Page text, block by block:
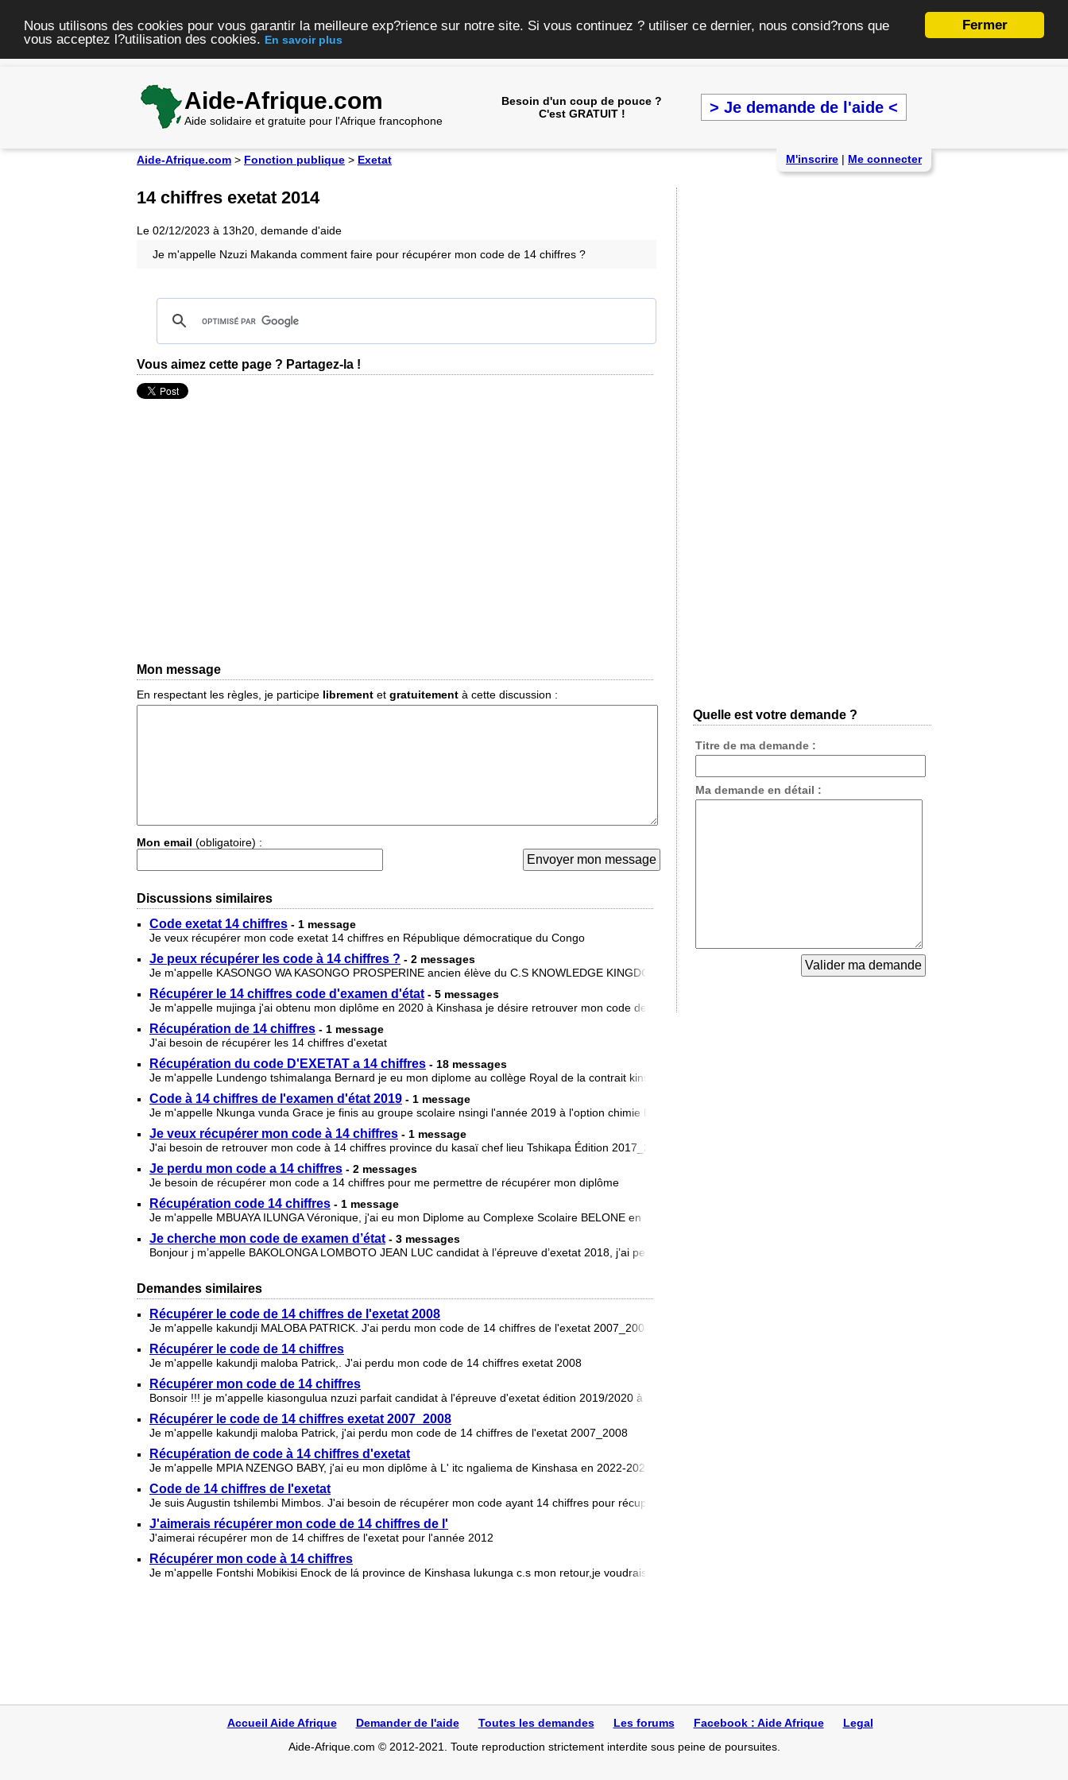
Fermer
Nous utilisons des cookies pour vous garantir la meilleure exp?rience sur notre site. Si vous continuez ? utiliser ce dernier, nous consid?rons que
vous acceptez l?utilisation des cookies. En savoir plus
Aide-Afrique.com
Aide solidaire et gratuite pour l'Afrique francophone
Besoin d'un coup de pouce ?
C'est GRATUIT !
> Je demande de l'aide <
Aide-Afrique.com > Fonction publique > Exetat M'inscrire | Me connecter
14 chiffres exetat 2014
Le 02/12/2023 à 13h20, demande d'aide
Je m'appelle Nzuzi Makanda comment faire pour récupérer mon code de 14 chiffres ?
Vous aimez cette page ? Partagez-la !
Mon message
En respectant les règles, je participe librement et gratuitement à cette discussion :
Mon email (obligatoire) :
Discussions similaires
Code exetat 14 chiffres - 1 message
Je veux récupérer mon code exetat 14 chiffres en République démocratique du Congo
Je peux récupérer les code à 14 chiffres ? - 2 messages
Je m'appelle KASONGO WA KASONGO PROSPERINE ancien élève du C.S KNOWLEDGE KINGDOM je perdu mon code à 14 chiffres je beso
Récupérer le 14 chiffres code d'examen d'état - 5 messages
Je m'appelle mujinga j'ai obtenu mon diplôme en 2020 à Kinshasa je désire retrouver mon code de 14 chiffres
Récupération de 14 chiffres - 1 message
J'ai besoin de récupérer les 14 chiffres d'exetat
Récupération du code D'EXETAT a 14 chiffres - 18 messages
Je m'appelle Lundengo tshimalanga Bernard je eu mon diplome au collège Royal de la contrait kinshasa-est en 2013-2014 m
Code à 14 chiffres de l'examen d'état 2019 - 1 message
Je m'appelle Nkunga vunda Grace je finis au groupe scolaire nsingi l'année 2019 à l'option chimie biologie j'avais perdu
Je veux récupérer mon code à 14 chiffres - 1 message
J'ai besoin de retrouver mon code à 14 chiffres province du kasaï chef lieu Tshikapa Édition 2017_2018 le nom du détente
Je perdu mon code a 14 chiffres - 2 messages
Je besoin de récupérer mon code a 14 chiffres pour me permettre de récupérer mon diplôme
Récupération code 14 chiffres - 1 message
Je m'appelle MBUAYA ILUNGA Véronique, j'ai eu mon Diplome au Complexe Scolaire BELONE en Chimie Biologie, j'a
Je cherche mon code de examen d’état - 3 messages
Bonjour j m’appelle BAKOLONGA LOMBOTO JEAN LUC candidat à l’épreuve d’exetat 2018, j’ai perdu mon code de 14 chiffres
Demandes similaires
Récupérer le code de 14 chiffres de l'exetat 2008
Je m'appelle kakundji MALOBA PATRICK. J'ai perdu mon code de 14 chiffres de l'exetat 2007_2008 du complexe scolaire kay
Récupérer le code de 14 chiffres
Je m'appelle kakundji maloba Patrick,. J'ai perdu mon code de 14 chiffres exetat 2008
Récupérer mon code de 14 chiffres
Bonsoir !!! je m'appelle kiasongulua nzuzi parfait candidat à l'épreuve d'exetat édition 2019/2020 à l'Institut techniq
Récupérer le code de 14 chiffres exetat 2007_2008
Je m'appelle kakundji maloba Patrick, j'ai perdu mon code de 14 chiffres de l'exetat 2007_2008
Récupération de code à 14 chiffres d'exetat
Je m'appelle MPIA NZENGO BABY, j'ai eu mon diplôme à L' itc ngaliema de Kinshasa en 2022-2023 mais je besoin de récupére
Code de 14 chiffres de l'exetat
Je suis Augustin tshilembi Mimbos. J'ai besoin de récupérer mon code ayant 14 chiffres pour récupérer mon diplôme d'état
J'aimerais récupérer mon code de 14 chiffres de l'
J'aimerai récupérer mon de 14 chiffres de l'exetat pour l'année 2012
Récupérer mon code à 14 chiffres
Je m'appelle Fontshi Mobikisi Enock de lá province de Kinshasa lukunga c.s mon retour,je voudrais récupérer mon code à 1
Quelle est votre demande ?
Titre de ma demande :
Ma demande en détail :
Accueil Aide Afrique Demander de l'aide Toutes les demandes Les forums Facebook : Aide Afrique
Legal
Aide-Afrique.com © 2012-2021. Toute reproduction strictement interdite sous peine de poursuites.